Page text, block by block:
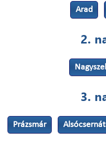
Arad
2.
3.
Prázsmár